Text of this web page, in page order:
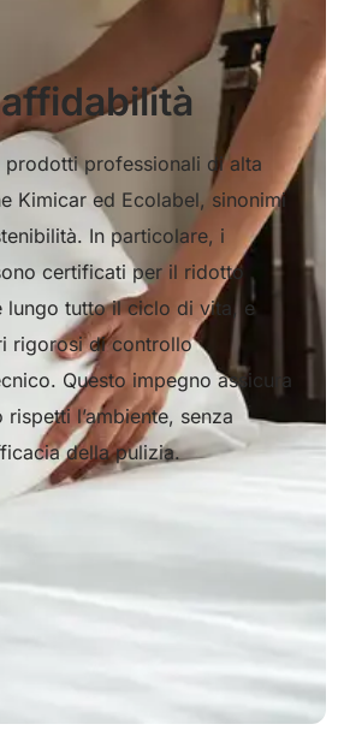
prodotti professionali di alta
Kimicar ed Ecolabel, sinonimi
In particolare, i
certificati per il ridotto
lungo tutto il ciclo di vita, e
rigorosi di controllo
Questo impegno assicura
l’ambiente, senza
della pulizia.